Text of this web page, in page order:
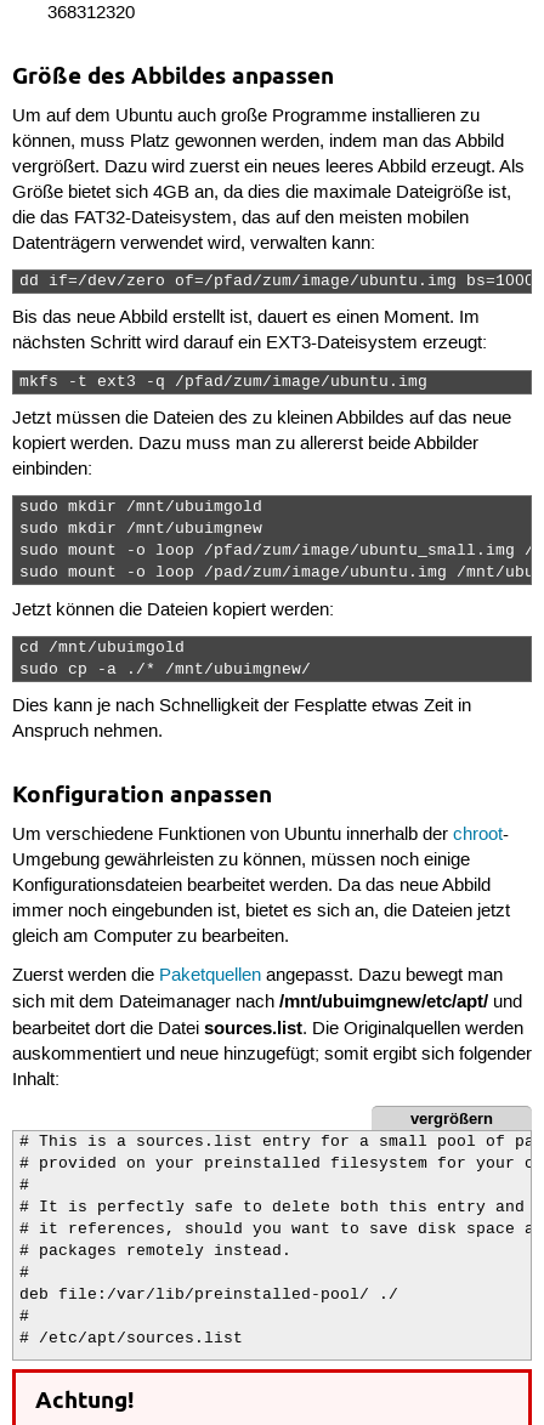
368312320
Größe des Abbildes anpassen
Um auf dem Ubuntu auch große Programme installieren zu
können, muss Platz gewonnen werden, indem man das Abbild
vergrößert. Dazu wird zuerst ein neues leeres Abbild erzeugt. Als
Größe bietet sich 4GB an, da dies die maximale Dateigröße ist,
die das FAT32-Dateisystem, das auf den meisten mobilen
Datenträgern verwendet wird, verwalten kann:
dd if=/dev/zero of=/pfad/zum/image/ubuntu.img bs=1000
Bis das neue Abbild erstellt ist, dauert es einen Moment. Im
nächsten Schritt wird darauf ein EXT3-Dateisystem erzeugt:
mkfs -t ext3 -q /pfad/zum/image/ubuntu.img
Jetzt müssen die Dateien des zu kleinen Abbildes auf das neue
kopiert werden. Dazu muss man zu allererst beide Abbilder
einbinden:
sudo mkdir /mnt/ubuimgold
sudo mkdir /mnt/ubuimgnew
sudo mount -o loop /pfad/zum/image/ubuntu_small.img /
sudo mount -o loop /pad/zum/image/ubuntu.img /mnt/
Jetzt können die Dateien kopiert werden:
cd /mnt/ubuimgold
sudo cp -a ./* /mnt/ubuimgnew/
Dies kann je nach Schnelligkeit der Fesplatte etwas Zeit in
Anspruch nehmen.
Konfiguration anpassen
Um verschiedene Funktionen von Ubuntu innerhalb der chroot-
Umgebung gewährleisten zu können, müssen noch einige
Konfigurationsdateien bearbeitet werden. Da das neue Abbild
immer noch eingebunden ist, bietet es sich an, die Dateien jetzt
gleich am Computer zu bearbeiten.
Zuerst werden die Paketquellenangepasst. Dazu bewegt man
sich mit dem Dateimanager nach /mnt/ubuimgnew/etc/apt/und
bearbeitet dort die Datei sources.list. Die Originalquellen werden
auskommentiert und neue hinzugefügt; somit ergibt sich folgender
Inhalt:
vergrößern
# This is a sources.list entry for a small pool of
# provided on your preinstalled filesystem for your
#
# It is perfectly safe to delete both this entry and
# it references, should you want to save disk space
# packages remotely instead.
#
deb file:/var/lib/preinstalled-pool/ ./
#
# /etc/apt/sources.list
#deb http://ports.ubuntu.com/ubuntu-ports/ oneiric-
Achtung!